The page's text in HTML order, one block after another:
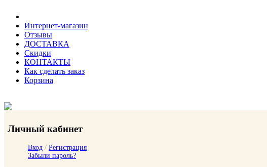
Интернет-магазин
Отзывы
ДОСТАВКА
Скидки
КОНТАКТЫ
Как сделать заказ
Корзина
Личный кабинет
Вход / Регистрация
Забыли пароль?